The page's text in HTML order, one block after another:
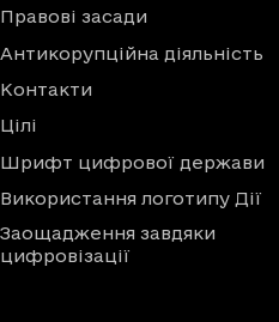
Правові засади
Антикорупційна діяльність
Контакти
Цілі
Шрифт цифрової держави
Використання логотипу Дії
Заощадження завдяки
цифровізації